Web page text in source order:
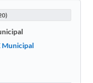
Municipal